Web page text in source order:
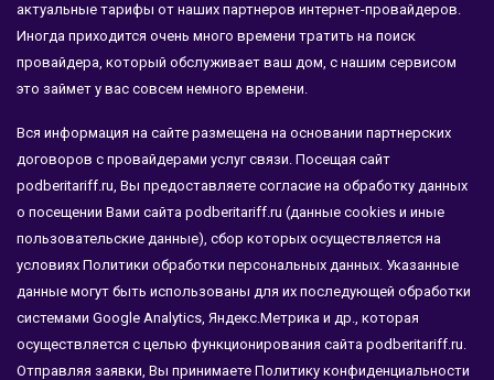
актуальные тарифы от наших партнеров интернет-провайдеров.
Иногда приходится очень много времени тратить на поиск
провайдера, который обслуживает ваш дом, с нашим сервисом
это займет у вас совсем немного времени.
Вся информация на сайте размещена на основании партнерских
договоров с провайдерами услуг связи. Посещая сайт
podberitariff.ru, Вы предоставляете согласие на обработку данных
о посещении Вами сайта podberitariff.ru (данные cookies и иные
пользовательские данные), сбор которых осуществляется на
условиях Политики обработки персональных данных. Указанные
данные могут быть использованы для их последующей обработки
системами Google Analytics, Яндекс.Метрика и др., которая
осуществляется с целью функционирования сайта podberitariff.ru.
Отправляя заявки, Вы принимаете Политику конфиденциальности